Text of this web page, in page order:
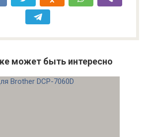
может быть интересно